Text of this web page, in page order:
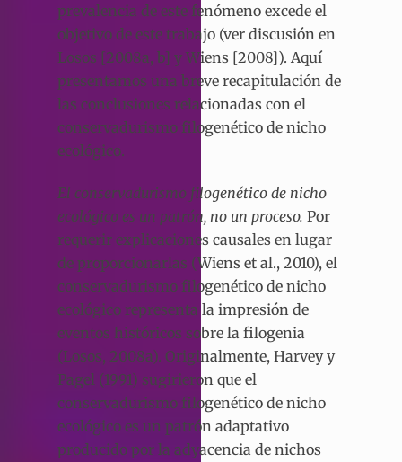
prevalencia de este fenómeno excede el
objetivo de este trabajo (ver discusión en
Losos [2008a, b] y Wiens [2008]). Aquí
presentamos una breve recapitulación de
las conclusiones relacionadas con el
conservadurismo filogenético de nicho
ecológico.
El conservadurismo filogenético de nicho
ecológico es un patrón, no un proceso. Por
requerir explicaciones causales en lugar
de proporcionarlas (Wiens et al., 2010), el
conservadurismo filogenético de nicho
ecológico representa la impresión de
eventos históricos sobre la filogenia
(Losos, 2008a). Originalmente, Harvey y
Pagel (1991) sugirieron que el
conservadurismo filogenético de nicho
ecológico es un patrón adaptativo
producido por la adyacencia de nichos